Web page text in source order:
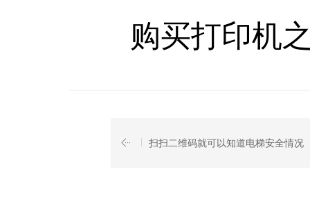
购买打印机之
扫扫二维码就可以知道电梯安全情况